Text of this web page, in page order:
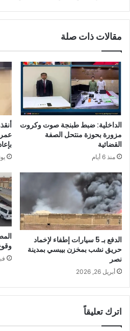
مقالات ذات صلة
الداخلية: ضبط طبنجة صوت وكروت
مزورة بحوزة منتحل الصفة
القضائية
منذ 6 أيام
الدفع بـ 5 سيارات إطفاء لإخماد
حريق نشب بمخزن بيبسي بمدينة
نصر
أبريل 26, 2026
اترك تعليقاً